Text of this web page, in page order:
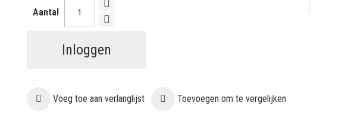
Aantal
Inloggen
Voeg toe aan verlanglijst Toevoegen om te vergelijken